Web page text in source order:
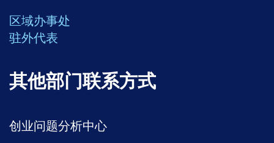
区域办事处
驻外代表
其他部门联系方式
创业问题分析中心